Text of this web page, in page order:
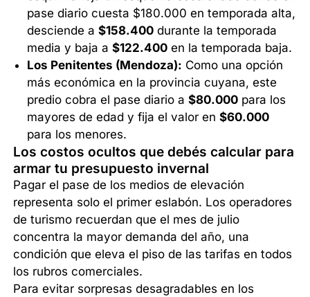
pase diario cuesta $180.000 en temporada alta,
desciende a$158.400 durante la temporada
media y baja a$122.400 en la temporada baja.
Los Penitentes (Mendoza): Como una opción
más económica en la provincia cuyana, este
predio cobra el pase diario a$80.000 para los
mayores de edad y fija el valor en$60.000
para los menores.
Los costos ocultos que debés calcular para
armar tu presupuesto invernal
Pagar el pase de los medios de elevación
representa solo el primer eslabón. Los operadores
de turismo recuerdan que el mes de julio
concentra la mayor demanda del año, una
condición que eleva el piso de las tarifas en todos
los rubros comerciales.
Para evitar sorpresas desagradables en los